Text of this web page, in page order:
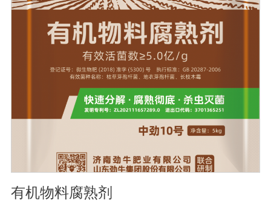
薯、辣椒、番茄、黄瓜丶韮菜、甘蓝等瓜果、蔬菜。【注
用，用过农药 的喷雾器一定要认真清洗后在喷菌剂。2.本
品如与化肥混用，要现混现用。【贮 存】于阴凉干燥处保
存，避免阳光直射和雨淋【保 质 期】24个月【性 状】粉
剂【活 菌 数】≥10亿/克
有机物料腐熟剂